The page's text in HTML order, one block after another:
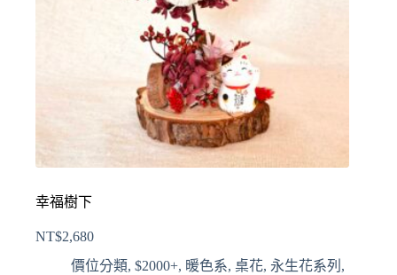
幸福樹下
NT$2,680
價位分類, $2000+, 暖色系, 桌花, 永生花系列 ,